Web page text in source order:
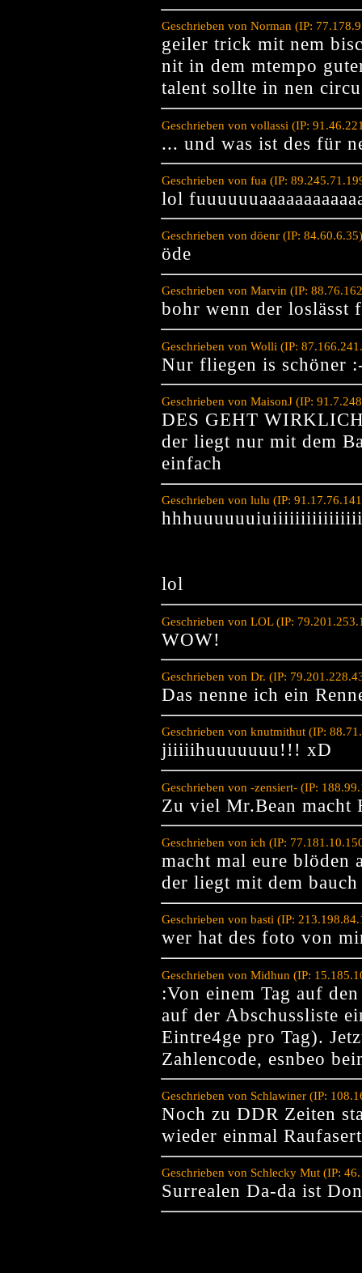
Geschrieben von Norman (IP:
geiler trick mit nem
nit in dem mtempo
talent sollte in nen
Geschrieben von vollassi (IP:
... und was ist des für
Geschrieben von fua (IP:
lol
Geschrieben von döenr (IP:
öde
Geschrieben von Marvin (IP:
bohr wenn der
Geschrieben von Wolli (IP:
Nur fliegen is schöner
Geschrieben von MaisonJ (IP:
DES GEHT
der liegt nur mit dem
einfach
Geschrieben von lulu (IP:
lol
Geschrieben von LOL (IP:
WOW!
Geschrieben von Dr. (IP:
Das nenne ich ein
Geschrieben von knutmithut (IP:
jiiiiihuuuuuuu!!! xD
Geschrieben von -zensiert- (IP:
Zu viel Mr.Bean macht
Geschrieben von ich (IP:
macht mal eure blöden
der liegt mit dem
Geschrieben von basti (IP:
wer hat des foto von
Geschrieben von Midhun (IP:
:Von einem Tag auf
auf der Abschussliste
Eintre4ge pro Tag).
Zahlencode, esnbeo
Geschrieben von Schlawiner (IP:
Noch zu DDR Zeiten
wieder einmal
Geschrieben von Schlecky Mut (IP:
Surrealen Da-da ist